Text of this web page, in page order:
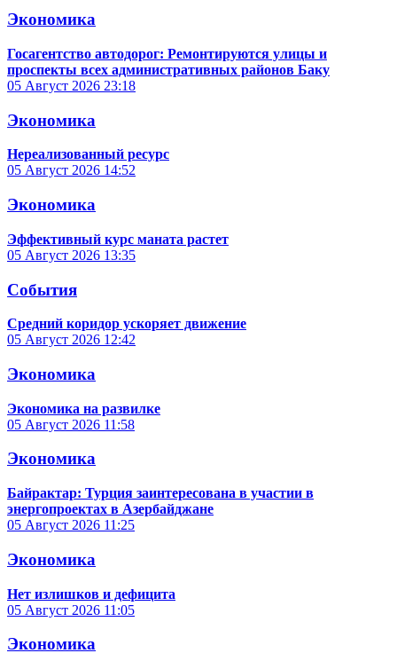
Экономика
Госагентство автодорог: Ремонтируются улицы и
проспекты всех административных районов Баку
05 Август 2026 23:18
Экономика
Нереализованный ресурс
05 Август 2026 14:52
Экономика
Эффективный курс маната растет
05 Август 2026 13:35
События
Средний коридор ускоряет движение
05 Август 2026 12:42
Экономика
Экономика на развилке
05 Август 2026 11:58
Экономика
Байрактар: Турция заинтересована в участии в
энергопроектах в Азербайджане
05 Август 2026 11:25
Экономика
Нет излишков и дефицита
05 Август 2026 11:05
Экономика